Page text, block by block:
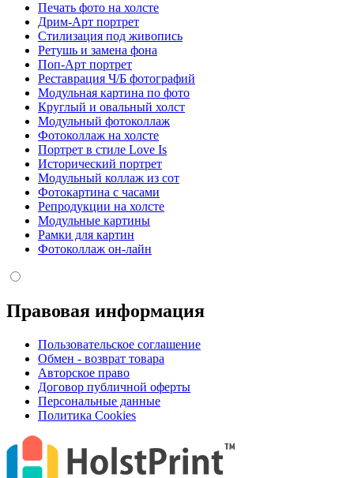
Печать фото на холсте
Дрим-Арт портрет
Стилизация под живопись
Ретушь и замена фона
Поп-Арт портрет
Реставрация Ч/Б фотографий
Модульная картина по фото
Круглый и овальный холст
Модульный фотоколлаж
Фотоколлаж на холсте
Портрет в стиле Love Is
Исторический портрет
Модульный коллаж из сот
Фотокартина с часами
Репродукции на холсте
Модульные картины
Рамки для картин
Фотоколлаж он-лайн
Правовая информация
Пользовательское соглашение
Обмен - возврат товара
Авторское право
Договор публичной оферты
Персональные данные
Политика Cookies